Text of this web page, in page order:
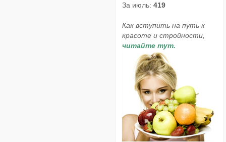
За июль: 419
Как вступить на путь к
красоте и стройности,
читайте тут.